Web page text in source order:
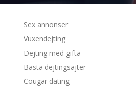
Sex annonser
Vuxendejting
Dejting med gifta
Bästa dejtingsajter
Cougar dating